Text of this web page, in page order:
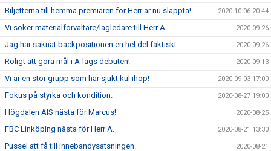
Biljetterna till hemma premiären för Herr är nu släppta! 2020-10-06 20:44
Vi söker materialförvaltare/lagledare till Herr A 2020-09-26
Jag har saknat backpositionen en hel del faktiskt. 2020-09-26
Roligt att göra mål i A-lags debuten! 2020-09-13
Vi är en stor grupp som har sjukt kul ihop! 2020-09-03 17:00
Fokus på styrka och kondition. 2020-08-27 19:00
Högdalen AIS nästa för Marcus! 2020-08-25
FBC Linköping nästa för Herr A. 2020-08-21 13:30
Pussel att få till innebandysatsningen. 2020-08-21